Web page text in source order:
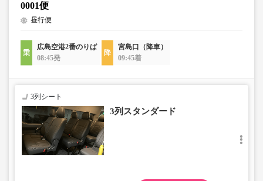
0001便
昼行便
広島空港2番のりば
08:45発
宮島口（降車）
09:45着
3列シート
3列スタンダード